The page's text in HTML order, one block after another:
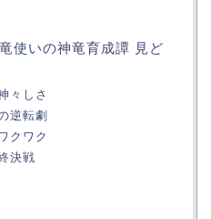
使いの神竜育成譚 見ど
々しさ
逆転劇
クワク
決戦